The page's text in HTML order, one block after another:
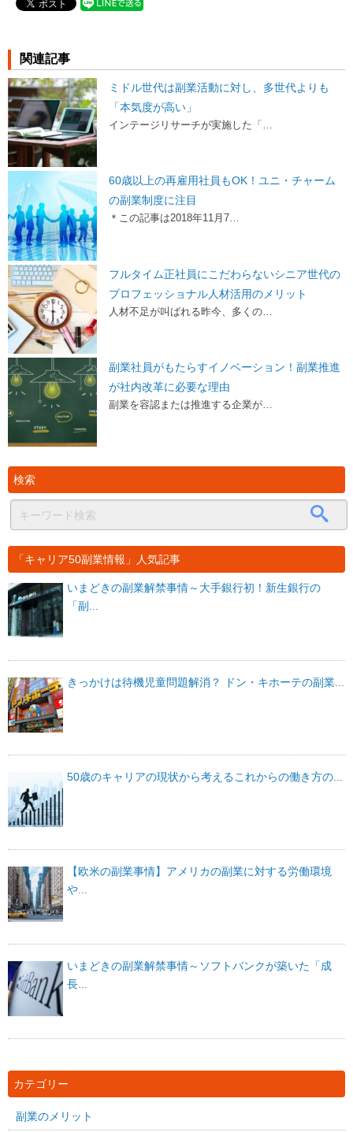
関連記事
ミドル世代は副業活動に対し、多世代よりも
「本気度が高い」
インテージリサーチが実施した「…
60歳以上の再雇用社員もOK！ユニ・チャーム
の副業制度に注目
＊この記事は2018年11月7…
フルタイム正社員にこだわらないシニア世代の
プロフェッショナル人材活用のメリット
人材不足が叫ばれる昨今、多くの…
副業社員がもたらすイノベーション！副業推進
が社内改革に必要な理由
副業を容認または推進する企業が…
検索
「キャリア50副業情報」人気記事
いまどきの副業解禁事情～大手銀行初！新生銀行の
「副...
きっかけは待機児童問題解消？ ドン・キホーテの副業...
50歳のキャリアの現状から考えるこれからの働き方の...
【欧米の副業事情】アメリカの副業に対する労働環境
や...
いまどきの副業解禁事情～ソフトバンクが築いた「成
長...
カテゴリー
副業のメリット